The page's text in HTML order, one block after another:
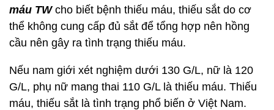
máu TWcho biết bệnh thiếu máu, thiếu sắt do cơ
thể không cung cấp đủ sắt để tổng hợp nên hồng
cầu nên gây ra tình trạng thiếu máu.
Nếu nam giới xét nghiệm dưới 130 G/L, nữ là 120
G/L, phụ nữ mang thai 110 G/L là thiếu máu. Thiếu
máu, thiếu sắt là tình trạng phổ biến ở Việt Nam.